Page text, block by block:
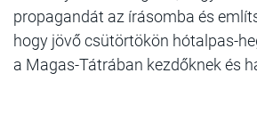
propagandát az írásomba és
hogy jövő csütörtökön hótalpas-
a Magas-Tátrában kezdőknek és